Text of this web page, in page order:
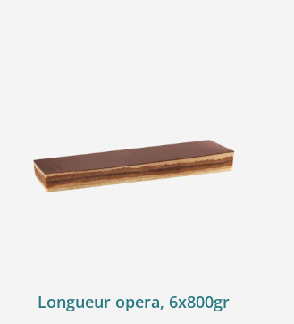
Longueur opera, 6x800gr